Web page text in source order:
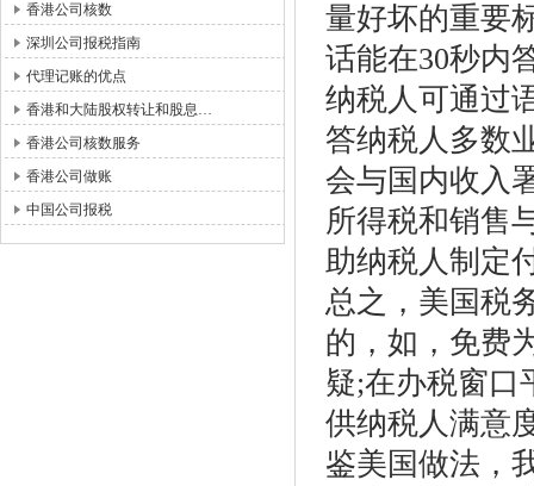
香港公司核数
深圳公司报税指南
代理记账的优点
香港和大陆股权转让和股息…
香港公司核数服务
香港公司做账
中国公司报税
量好坏的重要
话能在30秒内
纳税人可通过
答纳税人多数
会与国内收入
所得税和销售
助纳税人制定
总之，美国税
的，如，免费
疑;在办税窗口
供纳税人满意
鉴美国做法，